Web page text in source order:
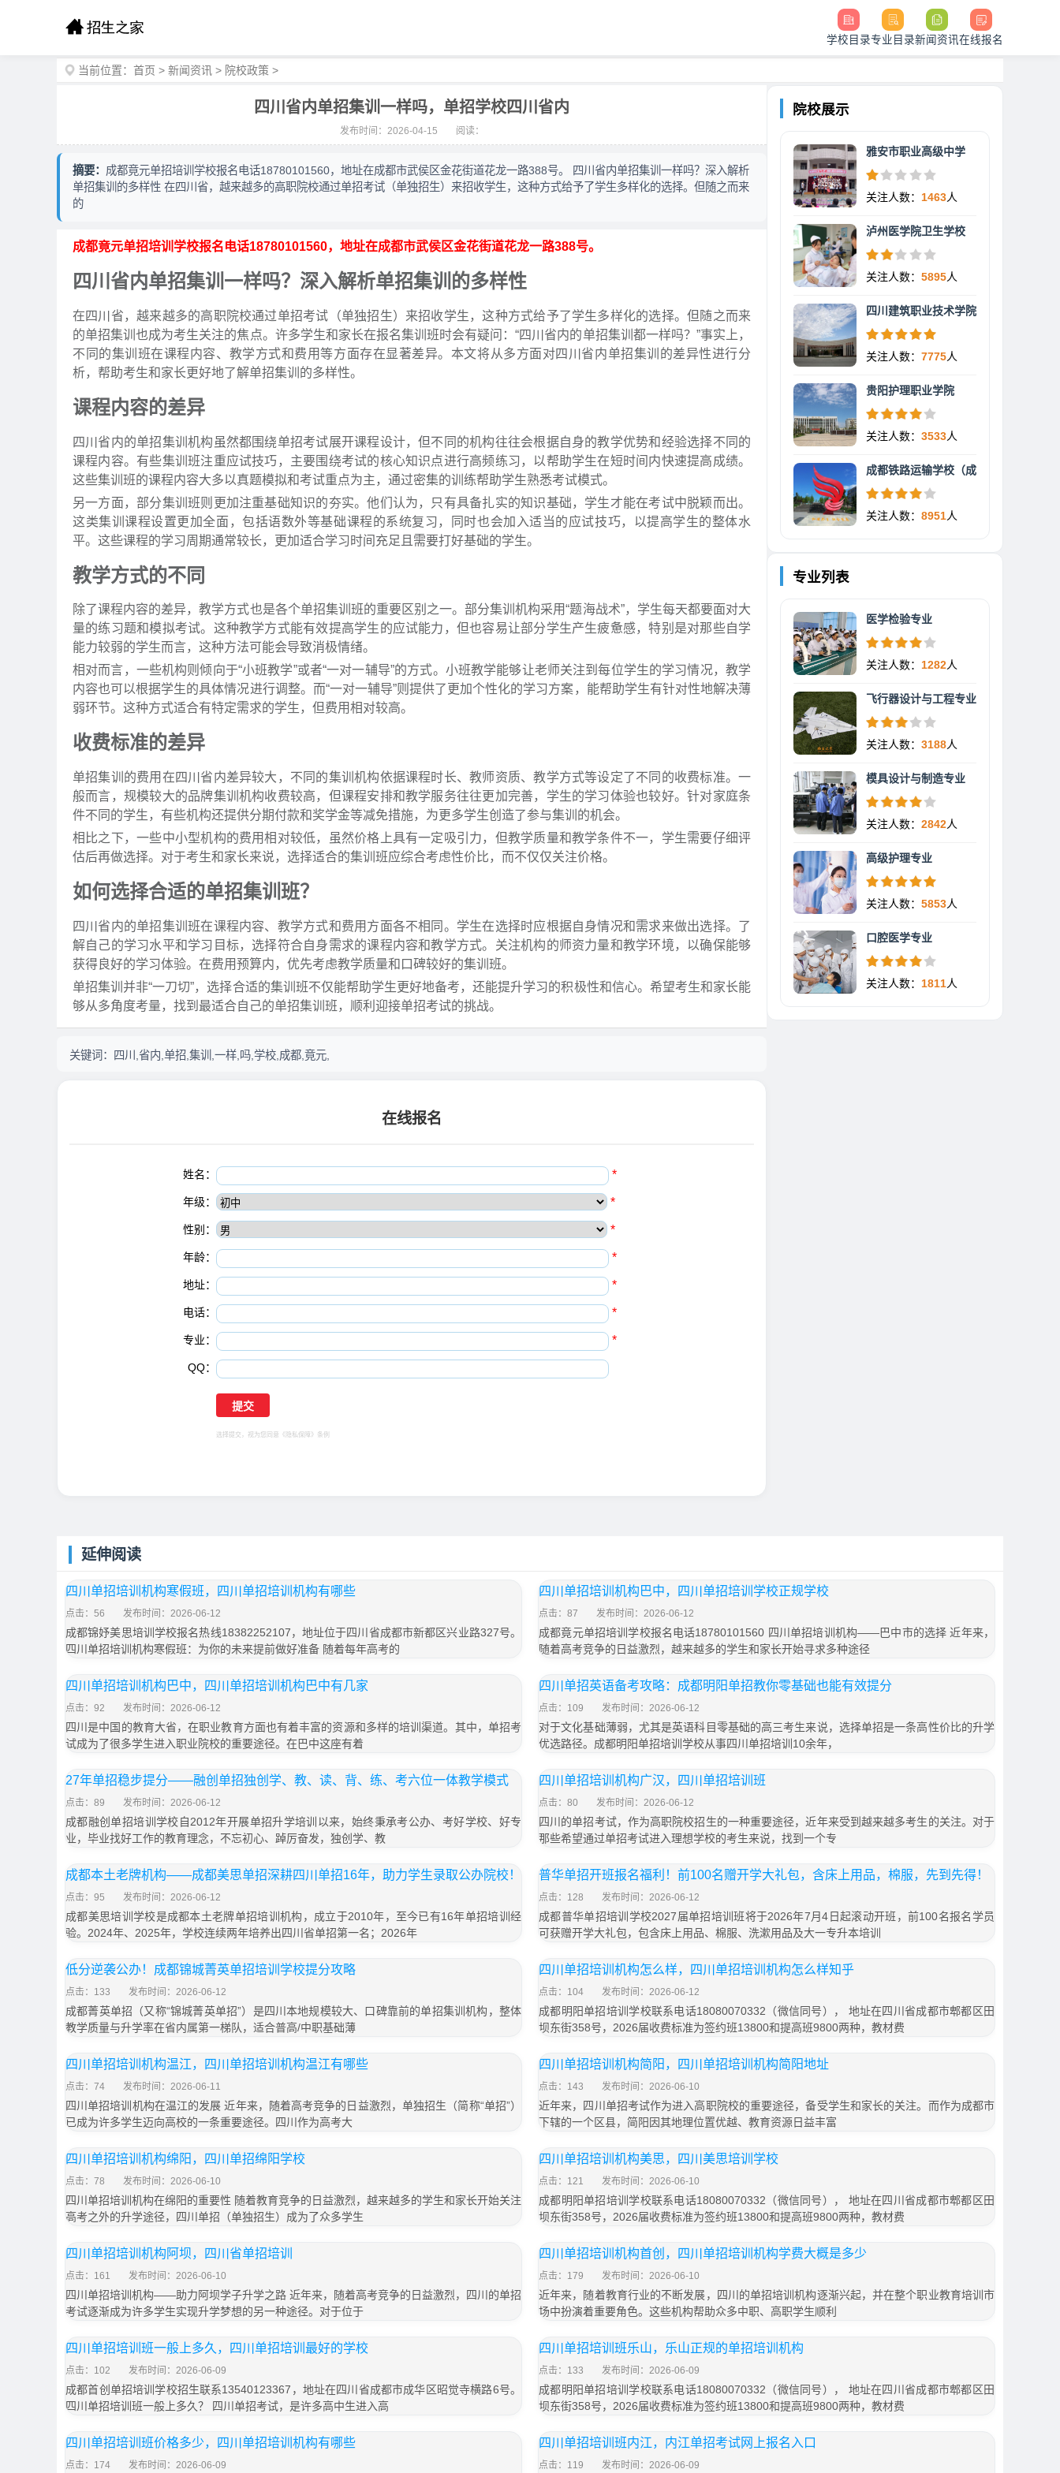
学校目录专业目录新闻资讯在线报名
当前位置： 首页 > 新闻资讯 > 院校政策 >
四川省内单招集训一样吗，单招学校四川省内
发布时间：2026-04-15 阅读：
摘要： 成都竟元单招培训学校报名电话18780101560，地址在成都市武侯区金花街道花龙一路388号。 四川省内单招集训一样吗？深入解析
单招集训的多样性 在四川省，越来越多的高职院校通过单招考试（单独招生）来招收学生，这种方式给予了学生多样化的选择。但随之而来
的
成都竟元单招培训学校报名电话18780101560，地址在成都市武侯区金花街道花龙一路388号。
四川省内单招集训一样吗？深入解析单招集训的多样性
在四川省，越来越多的高职院校通过单招考试（单独招生）来招收学生，这种方式给予了学生多样化的选择。但随之而来
的单招集训也成为考生关注的焦点。许多学生和家长在报名集训班时会有疑问：“四川省内的单招集训都一样吗？”事实上，
不同的集训班在课程内容、教学方式和费用等方面存在显著差异。本文将从多方面对四川省内单招集训的差异性进行分
析，帮助考生和家长更好地了解单招集训的多样性。
课程内容的差异
四川省内的单招集训机构虽然都围绕单招考试展开课程设计，但不同的机构往往会根据自身的教学优势和经验选择不同的
课程内容。有些集训班注重应试技巧，主要围绕考试的核心知识点进行高频练习，以帮助学生在短时间内快速提高成绩。
这些集训班的课程内容大多以真题模拟和考试重点为主，通过密集的训练帮助学生熟悉考试模式。
另一方面，部分集训班则更加注重基础知识的夯实。他们认为，只有具备扎实的知识基础，学生才能在考试中脱颖而出。
这类集训课程设置更加全面，包括语数外等基础课程的系统复习，同时也会加入适当的应试技巧，以提高学生的整体水
平。这些课程的学习周期通常较长，更加适合学习时间充足且需要打好基础的学生。
教学方式的不同
除了课程内容的差异，教学方式也是各个单招集训班的重要区别之一。部分集训机构采用“题海战术”，学生每天都要面对大
量的练习题和模拟考试。这种教学方式能有效提高学生的应试能力，但也容易让部分学生产生疲惫感，特别是对那些自学
能力较弱的学生而言，这种方法可能会导致消极情绪。
相对而言，一些机构则倾向于“小班教学”或者“一对一辅导”的方式。小班教学能够让老师关注到每位学生的学习情况，教学
内容也可以根据学生的具体情况进行调整。而“一对一辅导”则提供了更加个性化的学习方案，能帮助学生有针对性地解决薄
弱环节。这种方式适合有特定需求的学生，但费用相对较高。
收费标准的差异
单招集训的费用在四川省内差异较大，不同的集训机构依据课程时长、教师资质、教学方式等设定了不同的收费标准。一
般而言，规模较大的品牌集训机构收费较高，但课程安排和教学服务往往更加完善，学生的学习体验也较好。针对家庭条
件不同的学生，有些机构还提供分期付款和奖学金等减免措施，为更多学生创造了参与集训的机会。
相比之下，一些中小型机构的费用相对较低，虽然价格上具有一定吸引力，但教学质量和教学条件不一，学生需要仔细评
估后再做选择。对于考生和家长来说，选择适合的集训班应综合考虑性价比，而不仅仅关注价格。
如何选择合适的单招集训班？
四川省内的单招集训班在课程内容、教学方式和费用方面各不相同。学生在选择时应根据自身情况和需求来做出选择。了
解自己的学习水平和学习目标，选择符合自身需求的课程内容和教学方式。关注机构的师资力量和教学环境，以确保能够
获得良好的学习体验。在费用预算内，优先考虑教学质量和口碑较好的集训班。
单招集训并非“一刀切”，选择合适的集训班不仅能帮助学生更好地备考，还能提升学习的积极性和信心。希望考生和家长能
够从多角度考量，找到最适合自己的单招集训班，顺利迎接单招考试的挑战。
关键词： 四川,省内,单招,集训,一样,吗,学校,成都,竟元,
在线报名
姓名： *
年级： *
性别： *
年龄： *
地址： *
电话： *
专业： *
QQ：
选择提交，视为您同意 《隐私保障》 条例
院校展示
雅安市职业高级中学
关注人数： 1463人
泸州医学院卫生学校
关注人数： 5895人
四川建筑职业技术学院
关注人数： 7775人
贵阳护理职业学院
关注人数： 3533人
成都铁路运输学校（成
关注人数： 8951人
专业列表
医学检验专业
关注人数： 1282人
飞行器设计与工程专业
关注人数： 3188人
模具设计与制造专业
关注人数： 2842人
高级护理专业
关注人数： 5853人
口腔医学专业
关注人数： 1811人
延伸阅读
四川单招培训机构寒假班，四川单招培训机构有哪些
点击：56 发布时间：2026-06-12
成都锦妤美思培训学校报名热线18382252107，地址位于四川省成都市新都区兴业路327号。
四川单招培训机构寒假班：为你的未来提前做好准备 随着每年高考的
四川单招培训机构巴中，四川单招培训学校正规学校
点击：87 发布时间：2026-06-12
成都竟元单招培训学校报名电话18780101560 四川单招培训机构——巴中市的选择 近年来，
随着高考竞争的日益激烈，越来越多的学生和家长开始寻求多种途径
四川单招培训机构巴中，四川单招培训机构巴中有几家
点击：92 发布时间：2026-06-12
四川是中国的教育大省，在职业教育方面也有着丰富的资源和多样的培训渠道。其中，单招考
试成为了很多学生进入职业院校的重要途径。在巴中这座有着
四川单招英语备考攻略：成都明阳单招教你零基础也能有效提分
点击：109 发布时间：2026-06-12
对于文化基础薄弱，尤其是英语科目零基础的高三考生来说，选择单招是一条高性价比的升学
优选路径。成都明阳单招培训学校从事四川单招培训10余年，
27年单招稳步提分——融创单招独创学、教、读、背、练、考六位一体教学模式
点击：89 发布时间：2026-06-12
成都融创单招培训学校自2012年开展单招升学培训以来，始终秉承考公办、考好学校、好专
业，毕业找好工作的教育理念，不忘初心、踔厉奋发，独创学、教
四川单招培训机构广汉，四川单招培训班
点击：80 发布时间：2026-06-12
四川的单招考试，作为高职院校招生的一种重要途径，近年来受到越来越多考生的关注。对于
那些希望通过单招考试进入理想学校的考生来说，找到一个专
成都本土老牌机构——成都美思单招深耕四川单招16年，助力学生录取公办院校！
点击：95 发布时间：2026-06-12
成都美思培训学校是成都本土老牌单招培训机构，成立于2010年，至今已有16年单招培训经
验。2024年、2025年，学校连续两年培养出四川省单招第一名；2026年
普华单招开班报名福利！前100名赠开学大礼包，含床上用品，棉服，先到先得！
点击：128 发布时间：2026-06-12
成都普华单招培训学校2027届单招培训班将于2026年7月4日起滚动开班，前100名报名学员
可获赠开学大礼包，包含床上用品、棉服、洗漱用品及大一专升本培训
低分逆袭公办！成都锦城菁英单招培训学校提分攻略
点击：133 发布时间：2026-06-12
成都菁英单招（又称“锦城菁英单招”）是四川本地规模较大、口碑靠前的单招集训机构，整体
教学质量与升学率在省内属第一梯队，适合普高/中职基础薄
四川单招培训机构怎么样，四川单招培训机构怎么样知乎
点击：104 发布时间：2026-06-12
成都明阳单招培训学校联系电话18080070332（微信同号）， 地址在四川省成都市郫都区田
坝东街358号，2026届收费标准为签约班13800和提高班9800两种，教材费
四川单招培训机构温江，四川单招培训机构温江有哪些
点击：74 发布时间：2026-06-11
四川单招培训机构在温江的发展 近年来，随着高考竞争的日益激烈，单独招生（简称“单招”）
已成为许多学生迈向高校的一条重要途径。四川作为高考大
四川单招培训机构简阳，四川单招培训机构简阳地址
点击：143 发布时间：2026-06-10
近年来，四川单招考试作为进入高职院校的重要途径，备受学生和家长的关注。而作为成都市
下辖的一个区县，简阳因其地理位置优越、教育资源日益丰富
四川单招培训机构绵阳，四川单招绵阳学校
点击：78 发布时间：2026-06-10
四川单招培训机构在绵阳的重要性 随着教育竞争的日益激烈，越来越多的学生和家长开始关注
高考之外的升学途径，四川单招（单独招生）成为了众多学生
四川单招培训机构美思，四川美思培训学校
点击：121 发布时间：2026-06-10
成都明阳单招培训学校联系电话18080070332（微信同号）， 地址在四川省成都市郫都区田
坝东街358号，2026届收费标准为签约班13800和提高班9800两种，教材费
四川单招培训机构阿坝，四川省单招培训
点击：161 发布时间：2026-06-10
四川单招培训机构——助力阿坝学子升学之路 近年来，随着高考竞争的日益激烈，四川的单招
考试逐渐成为许多学生实现升学梦想的另一种途径。对于位于
四川单招培训机构首创，四川单招培训机构学费大概是多少
点击：179 发布时间：2026-06-10
近年来，随着教育行业的不断发展，四川的单招培训机构逐渐兴起，并在整个职业教育培训市
场中扮演着重要角色。这些机构帮助众多中职、高职学生顺利
四川单招培训班一般上多久，四川单招培训最好的学校
点击：102 发布时间：2026-06-09
成都首创单招培训学校招生联系13540123367，地址在四川省成都市成华区昭觉寺横路6号。
四川单招培训班一般上多久？ 四川单招考试，是许多高中生进入高
四川单招培训班乐山，乐山正规的单招培训机构
点击：133 发布时间：2026-06-09
成都明阳单招培训学校联系电话18080070332（微信同号）， 地址在四川省成都市郫都区田
坝东街358号，2026届收费标准为签约班13800和提高班9800两种，教材费
四川单招培训班价格多少，四川单招培训机构有哪些
点击：174 发布时间：2026-06-09
四川单招培训班内江，内江单招考试网上报名入口
点击：119 发布时间：2026-06-09